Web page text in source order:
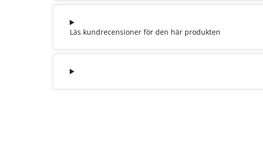
Läs kundrecensioner för den här produkten